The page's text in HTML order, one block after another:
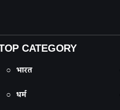
CATEGORY
○ भारत
○ धर्म